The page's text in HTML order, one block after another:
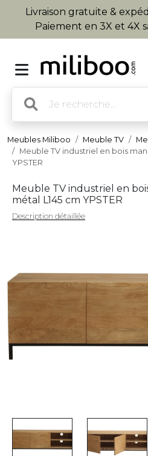
Livraison gratuite &
Paiement en 3X et 4X
Meubles Miliboo Meuble TV
Meuble TV industriel en bois
YPSTER
Meuble TV industriel en
métal L145 cm YPSTER
Description détaillée